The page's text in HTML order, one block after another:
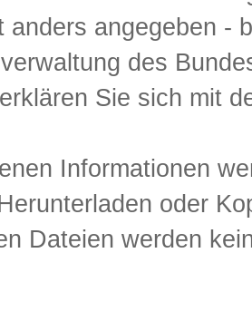
anders angegeben -
des
Sie sich mit
Informationen
oder
Dateien werden